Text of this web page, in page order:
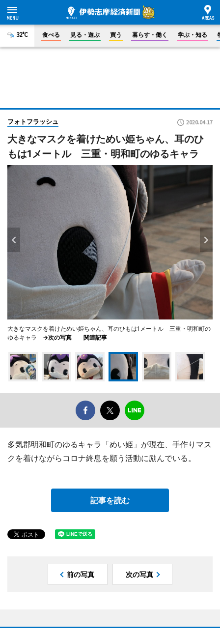
32°C 食べる 見る・遊ぶ 買う 暮らす・働く 学ぶ・知る
フォトフラッシュ 2020.04.17
大きなマスクを着けためい姫ちゃん、耳のひ
もは1メートル 三重・明和町のゆるキャラ
大きなマスクを着けためい姫ちゃん、耳のひもは1メートル 三重・明和町の
ゆるキャラ →次の写真 関連記事
多気郡明和町のゆるキャラ「めい姫」が現在、手作りマス
クを着けながらコロナ終息を願う活動に励んでいる。
記事を読む
前の写真 次の写真